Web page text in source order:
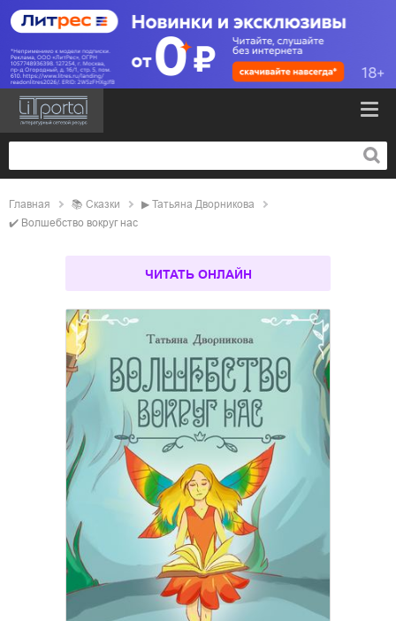
Главная 📚 сказки ▶ Татьяна Дворникова
✔️ Волшебство вокруг нас
ЧИТАТЬ ОНЛАЙН